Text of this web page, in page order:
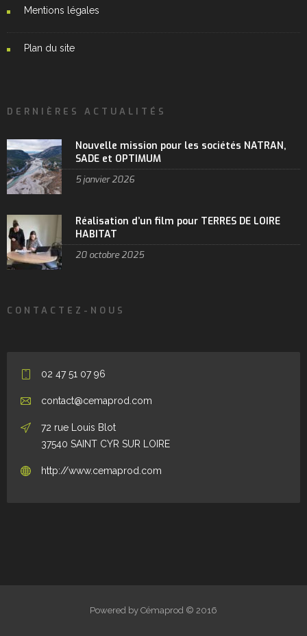
Mentions légales
Plan du site
DERNIÈRES ACTUALITÉS
Nouvelle mission pour les sociétés NATRAN,
SADE et OPTIMUM
5 janvier 2026
Réalisation d’un film pour TERRES DE LOIRE
HABITAT
20 octobre 2025
CONTACTEZ-NOUS
02 47 51 07 96
contact@cemaprod.com
72 rue Louis Blot
37540 SAINT CYR SUR LOIRE
http://www.cemaprod.com
Powered by Cémaprod © 2016